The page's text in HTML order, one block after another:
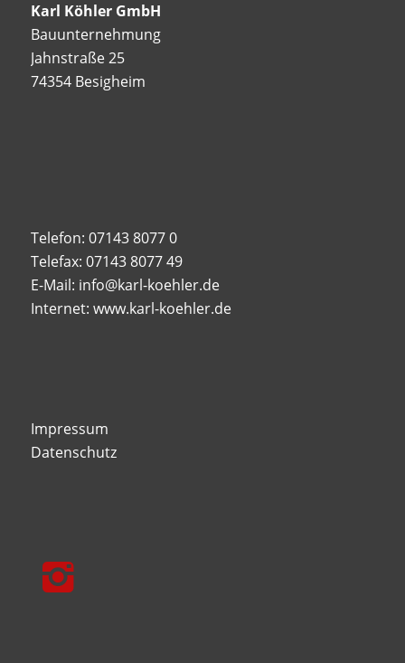
Karl Köhler GmbH
Bauunternehmung
Jahnstraße 25
74354 Besigheim
Telefon: 07143 8077 0
Telefax: 07143 8077 49
E-Mail: info@karl-koehler.de
Internet: www.karl-koehler.de
Impressum
Datenschutz